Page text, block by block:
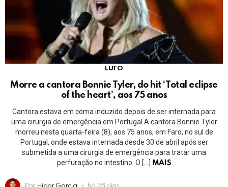
LUTO
Morre a cantora Bonnie Tyler, do hit ‘Total eclipse
of the heart’, aos 75 anos
Cantora estava em coma induzido depois de ser internada para
uma cirurgia de emergência em Portugal A cantora Bonnie Tyler
morreu nesta quarta-feira (8), aos 75 anos, em Faro, no sul de
Portugal, onde estava internada desde 30 de abril após ser
submetida a uma cirurgia de emergência para tratar uma
perfuração no intestino. O […]
MAIS